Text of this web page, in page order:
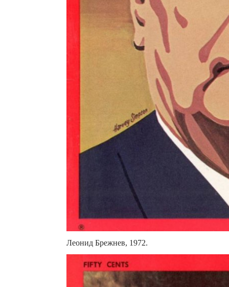
Леонид Брежнев, 1972.